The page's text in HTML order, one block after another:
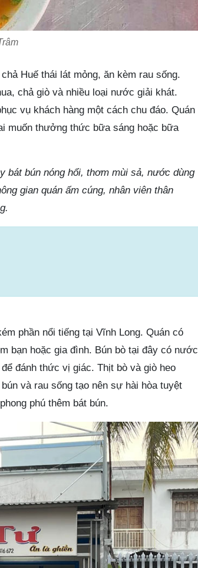
Huế thái lát mỏng, ăn kèm rau sống.
chả giò và nhiều loại nước giải khát.
vụ khách hàng một cách chu đáo. Quán
muốn thưởng thức bữa sáng hoặc bữa
bát bún nóng hổi, thơm mùi sả, nước dùng
gian quán ấm cúng, nhân viên thân
phần nổi tiếng tại Vĩnh Long. Quán có
bạn hoặc gia đình. Bún bò tại đây có nước
đánh thức vị giác. Thịt bò và giò heo
và rau sống tạo nên sự hài hòa tuyệt
phú thêm bát bún.